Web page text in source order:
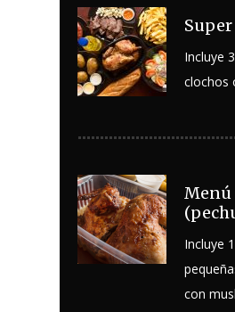
Incluye
clochos
Incluye
con